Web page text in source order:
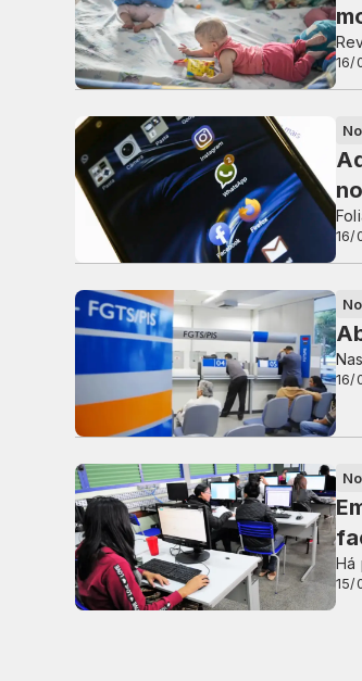
16/
16/
16/
15/
Há